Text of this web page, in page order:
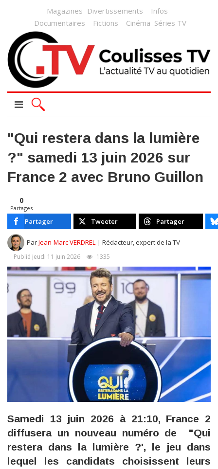
Magazines Divertissements
Infos
Documentaires
Fictions Cinéma Séries TV
"Qui restera dans la lumière
?" samedi 13 juin 2026 sur
France 2 avec Bruno Guillon
0
Partages
Partager Tweeter Partager
ParJean-Marc VERDREL | Rédacteur, expert de la TV
Publié jeudi 11 juin 2026 1335
Samedi 13 juin 2026 à 21:10, France 2
diffusera un nouveau numéro de "Qui
restera dans la lumière ?', le jeu dans
lequel les candidats choisissent leurs